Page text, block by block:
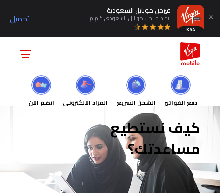
تحميل
فيرجن موبايل السعودية
اتحاد فيرجن موبايل السعودي ذ م م
دفع الفواتير الشحن السريع المزاد الالكتروني انضم الان
كيف نستطيع
مساعدتك؟